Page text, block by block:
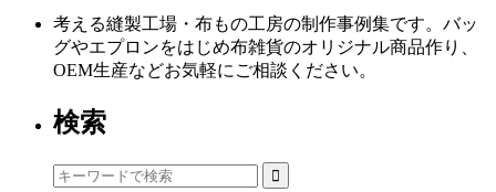
考える縫製工場・布もの工房の制作事例集です。バッ
グやエプロンをはじめ布雑貨のオリジナル商品作り、
OEM生産などお気軽にご相談ください。
検索